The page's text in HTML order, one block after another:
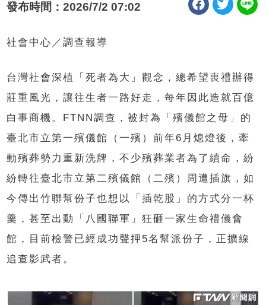
發布時間：2026/7/2 07:02
社會中心／調查報導
台灣社會深植「死者為大」觀念，總希望喪禮辦得
莊重風光，讓往生者一路好走，每年因此造就百億
白事商機 。 FTNN調查，被封為「殯儀館之母」的
臺北市立第一殯儀館（一殯）前年6 月熄燈後，牽
動殯葬勢力重新洗牌，不少殯葬業者為了續命，紛
紛轉往臺北市立第二殯儀館（二殯）周遭插旗，如
今傳出竹聯幫份子也想以
「插乾股 」的方式分一杯
羹，甚至出動「八國聯軍」狂砸一家生命禮儀會
館，目前檢警已經成功聲押 5名幫派份子，正擴線
追查影武者。